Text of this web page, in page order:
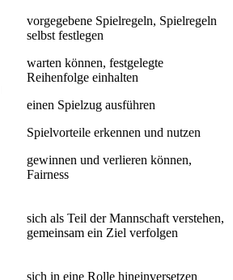
vorgegebene Spielregeln, Spielregeln
selbst festlegen
warten können, festgelegte
Reihenfolge einhalten
einen Spielzug ausführen
Spielvorteile erkennen und nutzen
gewinnen und verlieren können,
Fairness
sich als Teil der Mannschaft verstehen,
gemeinsam ein Ziel verfolgen
sich in eine Rolle hineinversetzen